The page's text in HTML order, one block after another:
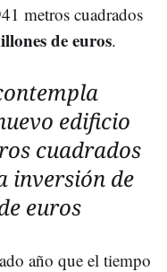
metros cuadrados
de euros.
edificio
cuadrados
inversión de
euros
año que el tiempo